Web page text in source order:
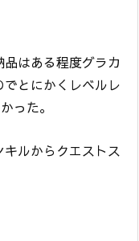
はある程度グラカ
とにかくレベルレ
った。
ルからクエストス